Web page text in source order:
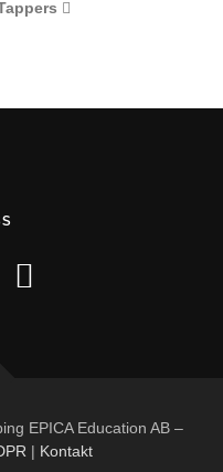
EPICA Education AB –
| Kontakt